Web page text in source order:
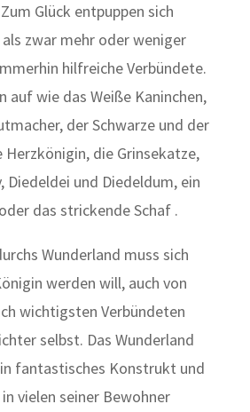
Glück entpuppen sich
zwar mehr oder weniger
hilfreiche Verbündete.
auf wie das Weiße Kaninchen,
der Schwarze und der
Herzkönigin, die Grinsekatze,
Diedeldei und Diedeldum, ein
das strickende Schaf .
Wunderland muss sich
werden will, auch von
wichtigsten Verbündeten
selbst. Das Wunderland
fantastisches Konstrukt und
vielen seiner Bewohner